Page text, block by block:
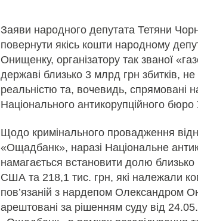
Заяви народного депутата Тетяни
повернути якісь кошти народному
Онищенку, організатору так званої
державі близько 3 млрд грн збитків, не
реальністю та, вочевидь, спрямовані
Національного антикорупційного бюро
Щодо кримінального провадження
«Ощадбанк», наразі Національне
намагається встановити долю близько
США та 218,1 тис. грн, які належали
пов’язаній з нардепом Олександром
арештовані за рішенням суду від